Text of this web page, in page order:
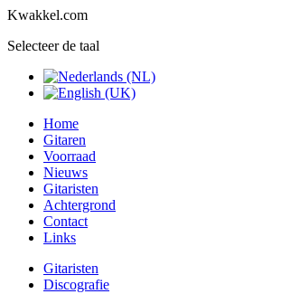
Kwakkel.com
Selecteer de taal
Home
Gitaren
Voorraad
Nieuws
Gitaristen
Achtergrond
Contact
Links
Gitaristen
Discografie